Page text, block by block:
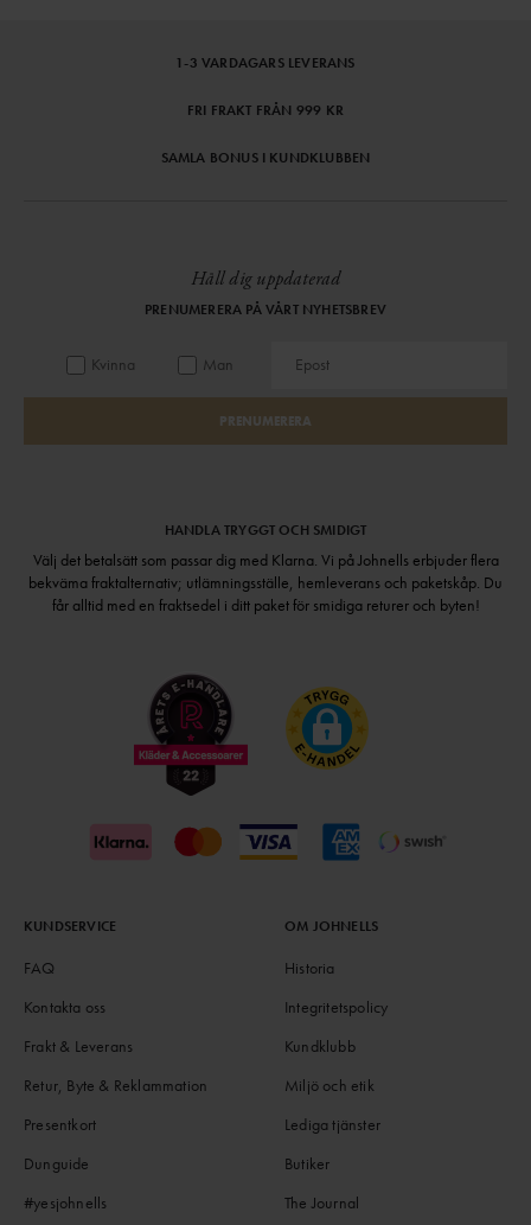
1-3 VARDAGARS LEVERANS
FRI FRAKT FRÅN 999 KR
SAMLA BONUS I KUNDKLUBBEN
Håll dig uppdaterad
PRENUMERERA PÅ VÅRT NYHETSBREV
Kvinna Man
PRENUMERERA
HANDLA TRYGGT OCH SMIDIGT
Välj det betalsätt som passar dig med Klarna. Vi på Johnells erbjuder flera
bekväma fraktalternativ; utlämningsställe, hemleverans och paketskåp. Du
får alltid med en fraktsedel i ditt paket för smidiga returer och byten!
KUNDSERVICE
FAQ
Kontakta oss
Frakt & Leverans
Retur, Byte & Reklammation
Presentkort
Dunguide
#yesjohnells
OM JOHNELLS
Historia
Integritetspolicy
Kundklubb
Miljö och etik
Lediga tjänster
Butiker
The Journal